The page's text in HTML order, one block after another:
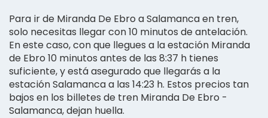
Para ir de Miranda De Ebro a Salamanca en tren,
solo necesitas llegar con 10 minutos de antelación.
En este caso, con que llegues a la estación Miranda
de Ebro 10 minutos antes de las 8:37 h tienes
suficiente, y está asegurado que llegarás a la
estación Salamanca a las 14:23 h. Estos precios tan
bajos en los billetes de tren Miranda De Ebro -
Salamanca, dejan huella.